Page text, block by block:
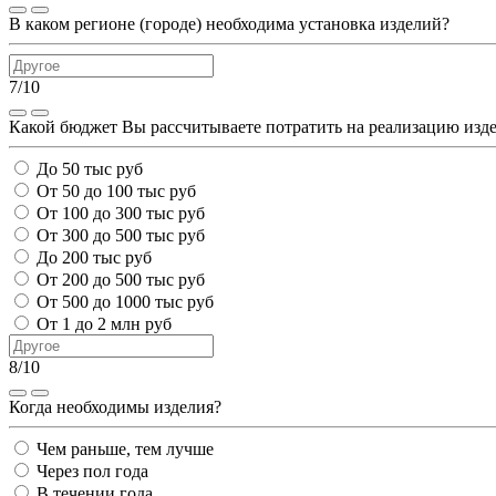
В каком регионе (городе) необходима установка изделий?
7/10
Какой бюджет Вы рассчитываете потратить на реализацию
До 50 тыс руб
От 50 до 100 тыс руб
От 100 до 300 тыс руб
От 300 до 500 тыс руб
До 200 тыс руб
От 200 до 500 тыс руб
От 500 до 1000 тыс руб
От 1 до 2 млн руб
8/10
Когда необходимы изделия?
Чем раньше, тем лучше
Через пол года